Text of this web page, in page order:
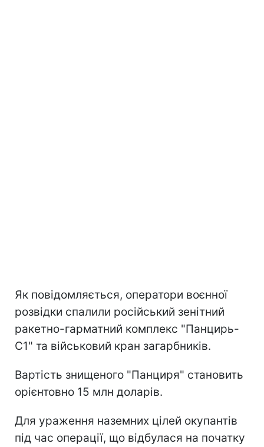
Як повідомляється, оператори воєнної
розвідки спалили російський зенітний
ракетно-гарматний комплекс "Панцирь-
С1" та військовий кран загарбників.
Вартість знищеного "Панциря" становить
орієнтовно 15 млн доларів.
Для ураження наземних цілей окупантів
під час операції, що відбулася на початку